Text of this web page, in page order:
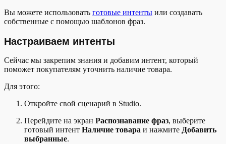
Вы можете использовать готовые интенты или создавать
собственные с помощью шаблонов фраз.
Настраиваем интенты
Сейчас мы закрепим знания и добавим интент, который
поможет покупателям уточнить наличие товара.
Для этого:
Откройте свой сценарий в Studio.
Перейдите на экран Распознавание фраз, выберите
готовый интент Наличие товара и нажмите Добавить
выбранные.